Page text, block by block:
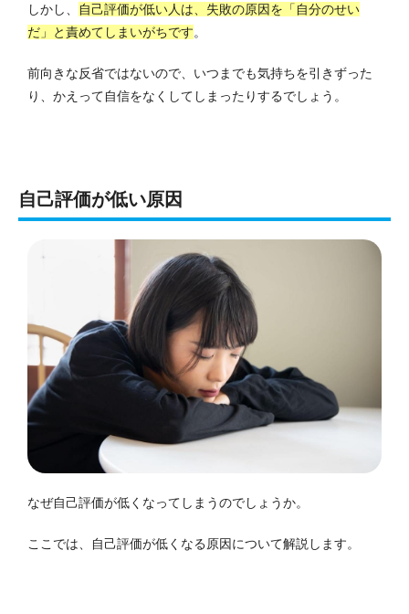
しかし、
自己評価が低い人は、失敗の原因を「自分のせい
だ」と責めてしまいがちです。
前向きな反省ではないので、いつまでも気持ちを引きずった
り、かえって自信をなくしてしまったりするでしょう。
自己評価が低い原因
なぜ自己評価が低くなってしまうのでしょうか。
ここでは、自己評価が低くなる原因について解説します。